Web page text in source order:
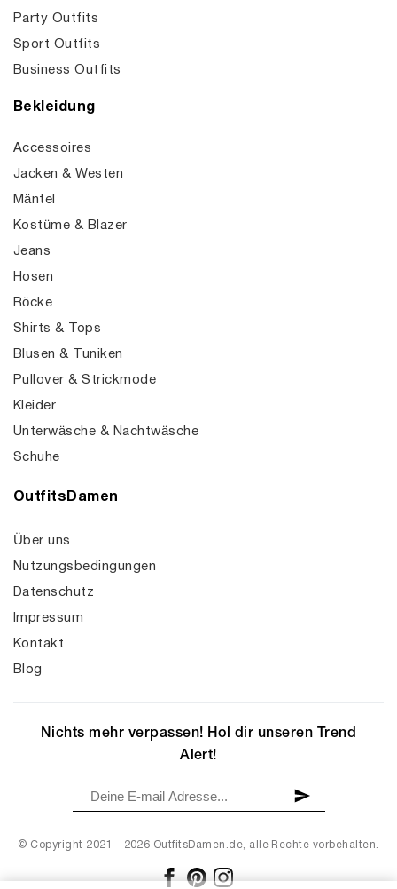
Party Outfits
Sport Outfits
Business Outfits
Bekleidung
Accessoires
Jacken & Westen
Mäntel
Kostüme & Blazer
Jeans
Hosen
Röcke
Shirts & Tops
Blusen & Tuniken
Pullover & Strickmode
Kleider
Unterwäsche & Nachtwäsche
Schuhe
OutfitsDamen
Über uns
Nutzungsbedingungen
Datenschutz
Impressum
Kontakt
Blog
© Copyright 2021 - 2026 OutfitsDamen.de, alle Rechte vorbehalten.
Nichts mehr verpassen! Hol dir unseren Trend
Alert!